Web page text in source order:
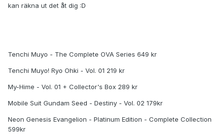
kan räkna ut det åt dig :D
Tenchi Muyo - The Complete OVA Series 649 kr
Tenchi Muyo! Ryo Ohki - Vol. 01 219 kr
My-Hime - Vol. 01 + Collector's Box 289 kr
Mobile Suit Gundam Seed - Destiny - Vol. 02 179kr
Neon Genesis Evangelion - Platinum Edition - Complete Collection
599kr